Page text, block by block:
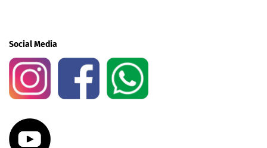
Social Media